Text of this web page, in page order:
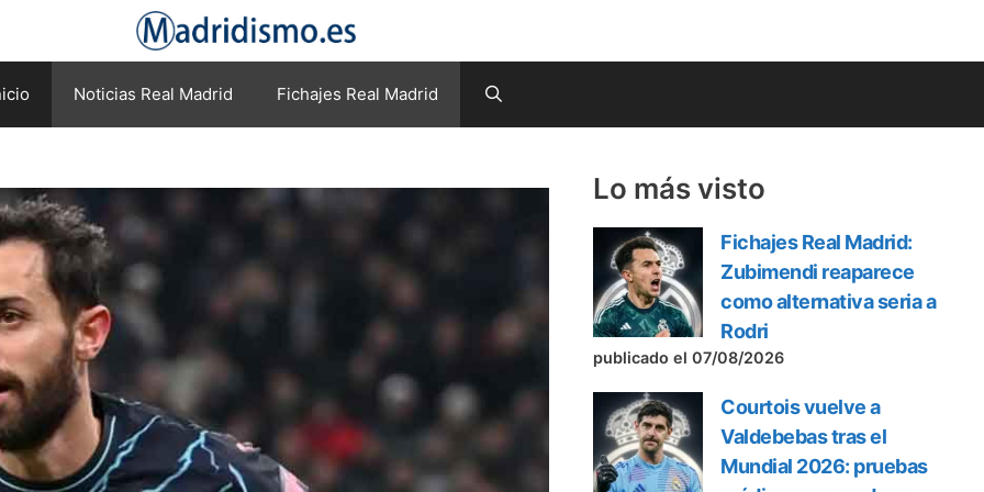
Noticias Real Madrid Fichajes Real Madrid
Lo más visto
Fichajes Real Madrid:
Zubimendi reaparece
como alternativa seria a
Rodri
publicado el 07/08/2026
Courtois vuelve a
Valdebebas tras el
Mundial 2026: pruebas